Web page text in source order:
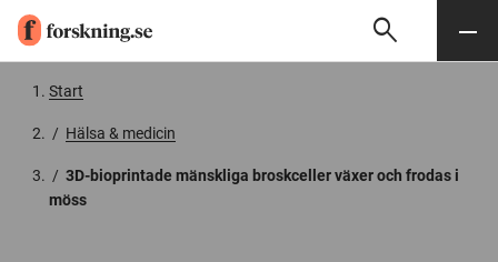
Söksearch Meny
Start
/ Hälsa & medicin
/ 3D-bioprintade mänskliga broskceller växer och frodas i
möss